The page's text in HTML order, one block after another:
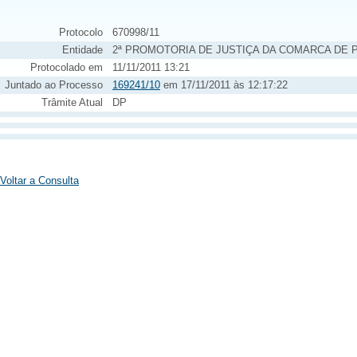
Protocolo
670998/11
Entidade
2ª PROMOTORIA DE JUSTIÇA DA COMARCA DE
Protocolado em
11/11/2011 13:21
Juntado ao Processo
169241/10 em 17/11/2011 às 12:17:22
Trâmite Atual
DP
Voltar a Consulta